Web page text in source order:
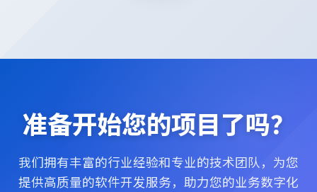
准备开始您的项目了吗？
我们拥有丰富的行业经验和专业的技术团队，为您
提供高质量的软件开发服务，助力您的业务数字化